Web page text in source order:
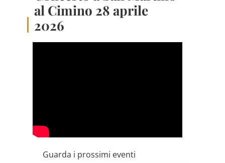
al Cimino 28 aprile
2026
Guarda i prossimi eventi